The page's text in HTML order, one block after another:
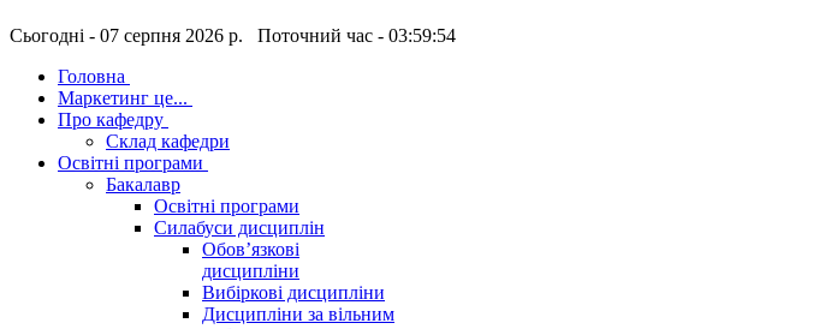
Сьогодні - 07 серпня 2026 р. Поточний час - 03:59:55
Головна
Маркетинг це...
Про кафедру
Склад кафедри
Освітні програми
Бакалавр
Освітні програми
Силабуси дисциплін
Обов’язкові
дисципліни
Вибіркові дисципліни
Дисципліни за вільним